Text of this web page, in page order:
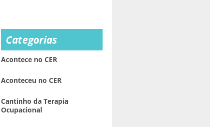
Categorias
Acontece no CER
Aconteceu no CER
Cantinho da Terapia
Ocupacional